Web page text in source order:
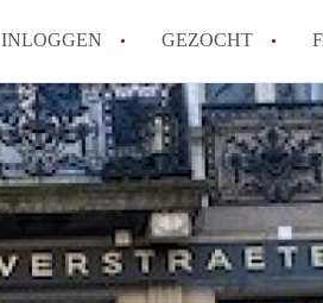
INLOGGEN GEZOCHT
How to translate
Wat is StudiosAntwerpen?
Wat is de privacyverklaring van
Berekent StudiosAntwerpen
Is StudiosAntwerpen
Antwerpen?